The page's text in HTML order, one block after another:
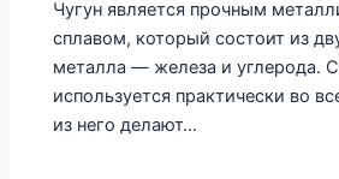
Чугун является прочным
сплавом, который состоит из
металла — железа и углерода.
используется практически во
из него делают…